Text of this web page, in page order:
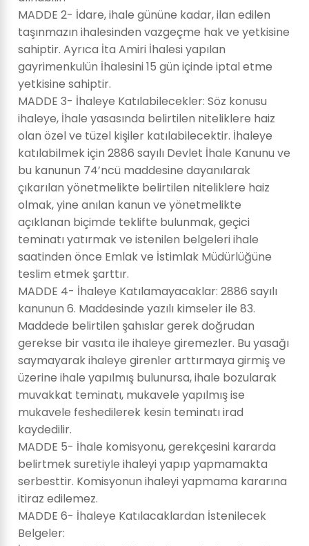
MADDE 2- İdare, ihale gününe kadar, ilan edilen
taşınmazın ihalesinden vazgeçme hak ve yetkisine
sahiptir. Ayrıca İta Amiri İhalesi yapılan
gayrimenkulün İhalesini 15 gün içinde iptal etme
yetkisine sahiptir.
MADDE 3- İhaleye Katılabilecekler: Söz konusu
ihaleye, İhale yasasında belirtilen niteliklere haiz
olan özel ve tüzel kişiler katılabilecektir. İhaleye
katılabilmek için 2886 sayılı Devlet İhale Kanunu ve
bu kanunun 74’ncü maddesine dayanılarak
çıkarılan yönetmelikte belirtilen niteliklere haiz
olmak, yine anılan kanun ve yönetmelikte
açıklanan biçimde teklifte bulunmak, geçici
teminatı yatırmak ve istenilen belgeleri ihale
saatinden önce Emlak ve İstimlak Müdürlüğüne
teslim etmek şarttır.
MADDE 4- İhaleye Katılamayacaklar: 2886 sayılı
kanunun 6. Maddesinde yazılı kimseler ile 83.
Maddede belirtilen şahıslar gerek doğrudan
gerekse bir vasıta ile ihaleye giremezler. Bu yasağı
saymayarak ihaleye girenler arttırmaya girmiş ve
üzerine ihale yapılmış bulunursa, ihale bozularak
muvakkat teminatı, mukavele yapılmış ise
mukavele feshedilerek kesin teminatı irad
kaydedilir.
MADDE 5- İhale komisyonu, gerekçesini kararda
belirtmek suretiyle ihaleyi yapıp yapmamakta
serbesttir. Komisyonun ihaleyi yapmama kararına
itiraz edilemez.
MADDE 6- İhaleye Katılacaklardan İstenilecek
Belgeler: